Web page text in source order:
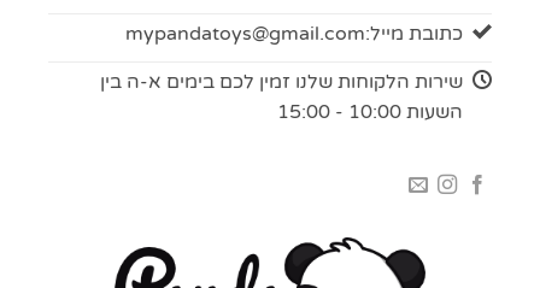
כתובת מייל:mypandatoys@gmail.com
שירות הלקוחות שלנו זמין לכם בימים א-ה בין
השעות 10:00 - 15:00